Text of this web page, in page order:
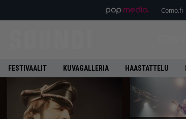
Como.fi
FESTIVAALIT KUVAGALLERIA HAASTATTELU